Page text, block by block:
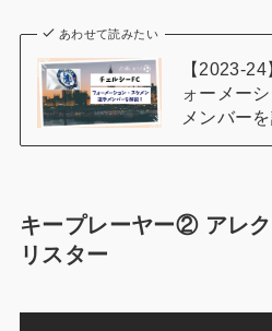
あわせて読みたい
【2023-
ォーメー
メンバー
キープレーヤー② アレ
リスター